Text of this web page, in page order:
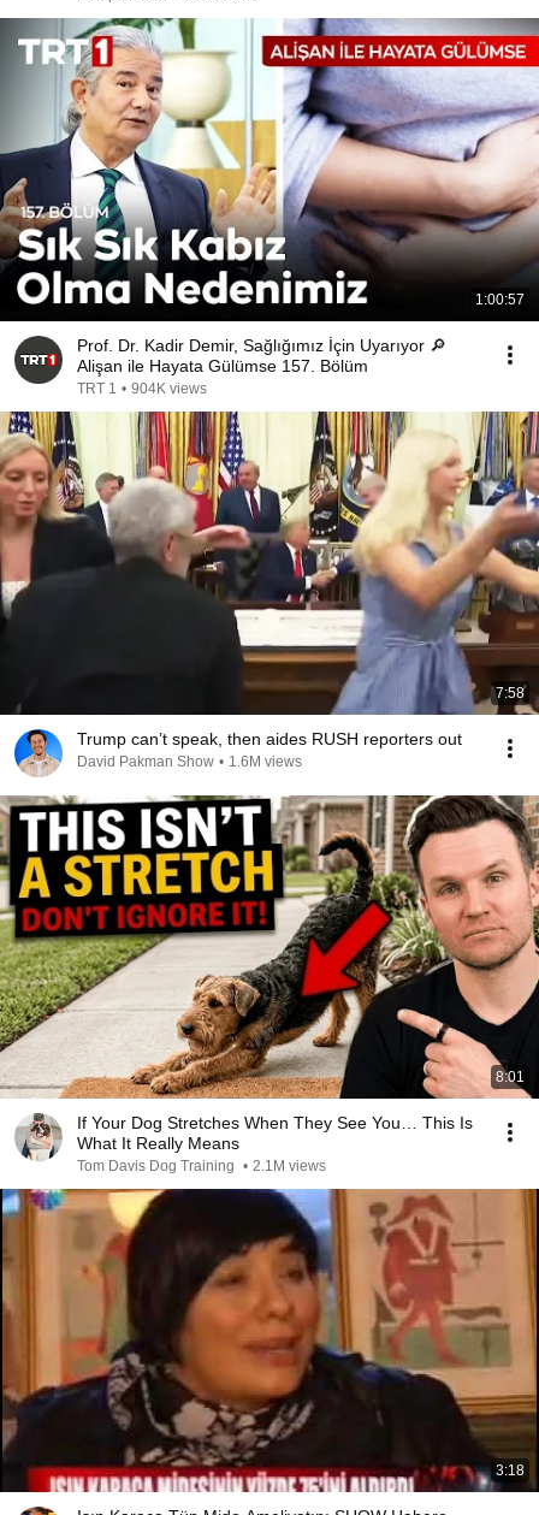
1:00:57
Prof. Dr. Kadir Demir, Sağlığımız İçin Uyarıyor 🔎
Alişan ile Hayata Gülümse 157. Bölüm
TRT 1 • 904K views
7:58
Trump can’t speak, then aides RUSH reporters out
David Pakman Show • 1.6M views
8:01
If Your Dog Stretches When They See You… This Is
What It Really Means
Tom Davis Dog Training • 2.1M views
3:18